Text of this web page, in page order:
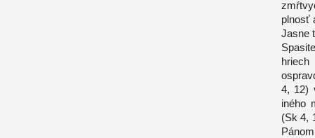
plnosť
Jasne
4, 12)
iného
(Sk 4,